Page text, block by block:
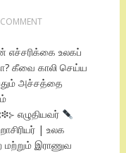
எச்சரிக்கை உலகப்
கீவை காலி செய்ய
அச்சத்தை
எழுதியவர்
| உலக
மற்றும் இராணுவ